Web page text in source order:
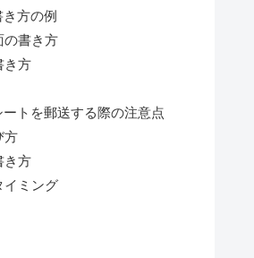
方の例
の書き方
き方
トを郵送する際の注意点
方
き方
イミング